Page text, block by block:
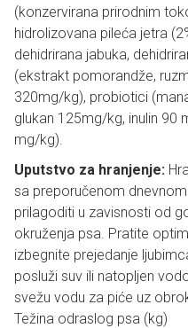
(konzervirana prirodnim
hidrolizovana pileća jetra
dehidrirana jabuka,
(ekstrakt pomorandže,
320mg/kg), probiotici
glukan 125mg/kg, inulin 90
mg/kg).
Uputstvo za hranjenje:
sa preporučenom
prilagoditi u zavisnosti od
okruženja psa. Pratite
izbegnite prejedanje
posluži suv ili natopljen
svežu vodu za piće uz
Težina odraslog